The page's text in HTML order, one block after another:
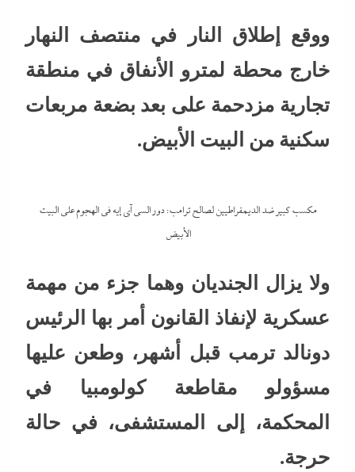
ووقع إطلاق النار في منتصف النهار
خارج محطة لمترو الأنفاق في منطقة
تجارية مزدحمة على بعد بضعة مربعات
سكنية من البيت الأبيض.
مكسب كبير ضد الديمقراطيين لصالح ترامب: دور السي آي إيه في الهجوم على البيت
الأبيض
ولا يزال الجنديان وهما جزء من مهمة
عسكرية لإنفاذ القانون أمر بها الرئيس
دونالد ترمب قبل أشهر، وطعن عليها
مسؤولو مقاطعة كولومبيا في
المحكمة، إلى المستشفى، في حالة
حرجة.